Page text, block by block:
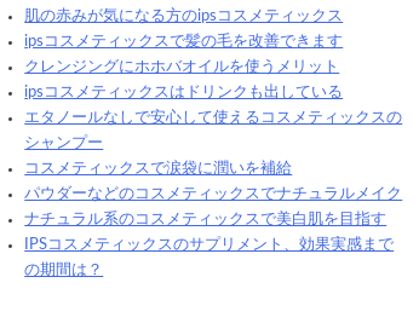
肌の赤みが気になる方のipsコスメティックス
ipsコスメティックスで髪の毛を改善できます
クレンジングにホホバオイルを使うメリット
ipsコスメティックスはドリンクも出している
エタノールなしで安心して使えるコスメティックスの
シャンプー
コスメティックスで涙袋に潤いを補給
パウダーなどのコスメティックスでナチュラルメイク
ナチュラル系のコスメティックスで美白肌を目指す
IPSコスメティックスのサプリメント、効果実感まで
の期間は？